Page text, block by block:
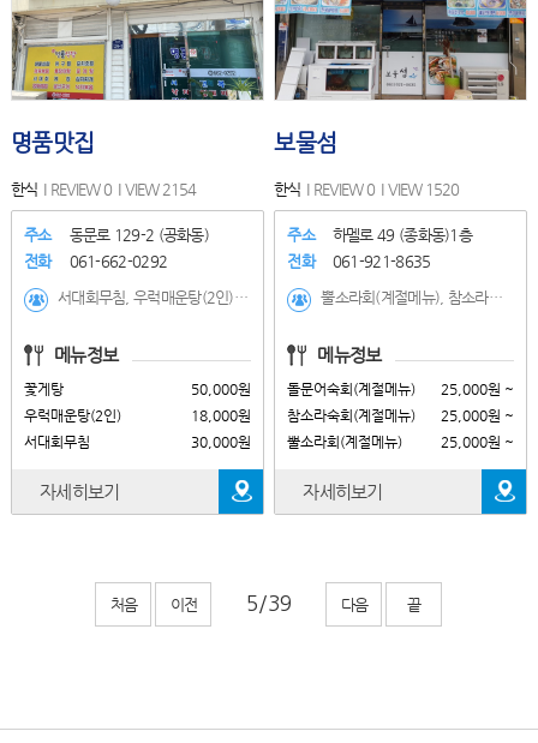
명품맛집
한식 REVIEW 0 VIEW 2154
주소
동문로 129-2 (공화동)
전화
061-662-0292
서대회무침, 우럭매운탕(2인), 꽃게탕, 회덮밥, 게장백반, 제육볶음, 낙지볶음(2인), 갈치조림, 생선구이
메뉴정보
꽃게탕
50,000원
우럭매운탕(2인)
18,000원
서대회무침
30,000원
자세히보기
보물섬
한식 REVIEW 0 VIEW 1520
주소
하멜로 49 (종화동)1층
전화
061-921-8635
뿔소라회(계절메뉴), 참소라숙회(계절메뉴), 돌문어숙회(계절메뉴), 낙지탕탕(계절메뉴), 낙지볶음(계절메뉴), 전복비빔밥, 해물전복물회(냉면사리), 전복버터구이, 전복회
메뉴정보
돌문어숙회(계절메뉴)
25,000원 ~
참소라숙회(계절메뉴)
25,000원 ~
뿔소라회(계절메뉴)
25,000원 ~
자세히보기
처음 이전 다음 끝